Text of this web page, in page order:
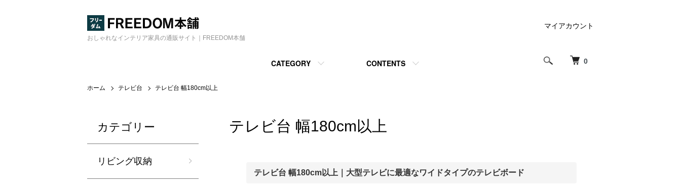
おしゃれなインテリア家具の通販サイト｜FREEDOM本舗
0
CATEGORY CONTENTS
マイアカウント
ホーム テレビ台 テレビ台 幅180cm以上
テレビ台 幅180cm以上
テレビ台 幅180cm以上｜大型テレビに最適なワイドタイプのテレビボード
カテゴリー
リビング収納